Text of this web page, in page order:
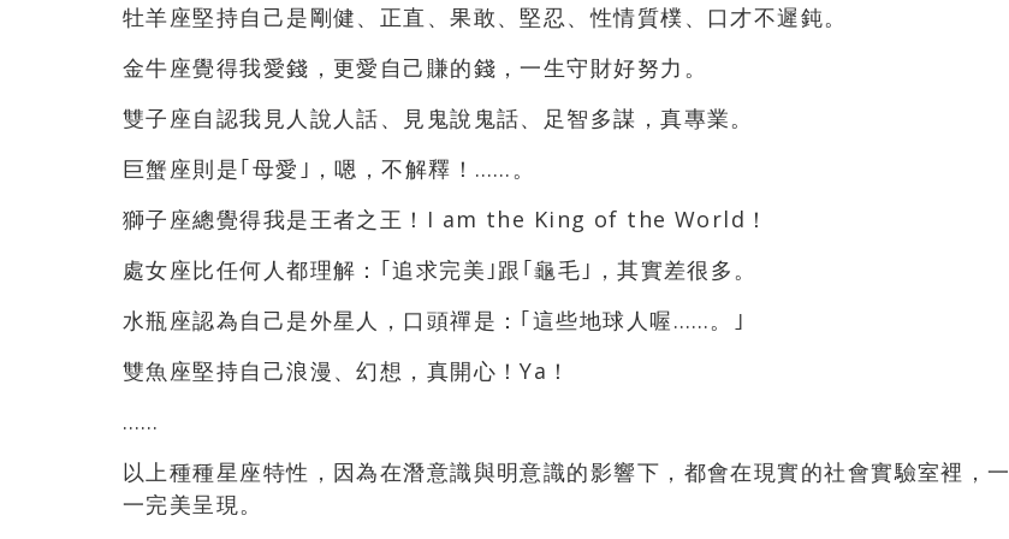
牡羊座堅持自己是剛健、正直、果敢、堅忍、性情質樸、口才不遲鈍。
金牛座覺得我愛錢，更愛自己賺的錢，一生守財好努力。
雙子座自認我見人說人話、見鬼說鬼話、足智多謀，真專業。
巨蟹座則是｢母愛｣，嗯，不解釋！……。
獅子座總覺得我是王者之王！I am the King of the World！
處女座比任何人都理解：｢追求完美｣跟｢龜毛｣，其實差很多。
水瓶座認為自己是外星人，口頭禪是：｢這些地球人喔……。｣
雙魚座堅持自己浪漫、幻想，真開心！Ya！
……
以上種種星座特性，因為在潛意識與明意識的影響下，都會在現實的社會實驗室裡，一
一完美呈現。